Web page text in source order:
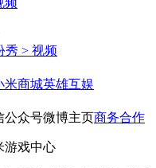
秀 > 视频
米商城英雄互娱
公众号微博主页商务合作
游戏中心